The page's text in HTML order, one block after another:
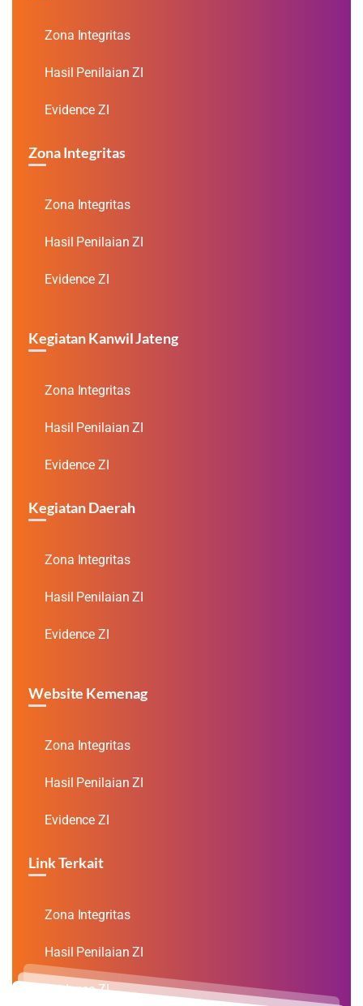
Zona Integritas
Hasil Penilaian ZI
Evidence ZI
Zona Integritas
Zona Integritas
Hasil Penilaian ZI
Evidence ZI
Kegiatan Kanwil Jateng
Zona Integritas
Hasil Penilaian ZI
Evidence ZI
Kegiatan Daerah
Zona Integritas
Hasil Penilaian ZI
Evidence ZI
Website Kemenag
Zona Integritas
Hasil Penilaian ZI
Evidence ZI
Link Terkait
Zona Integritas
Hasil Penilaian ZI
Evidence ZI